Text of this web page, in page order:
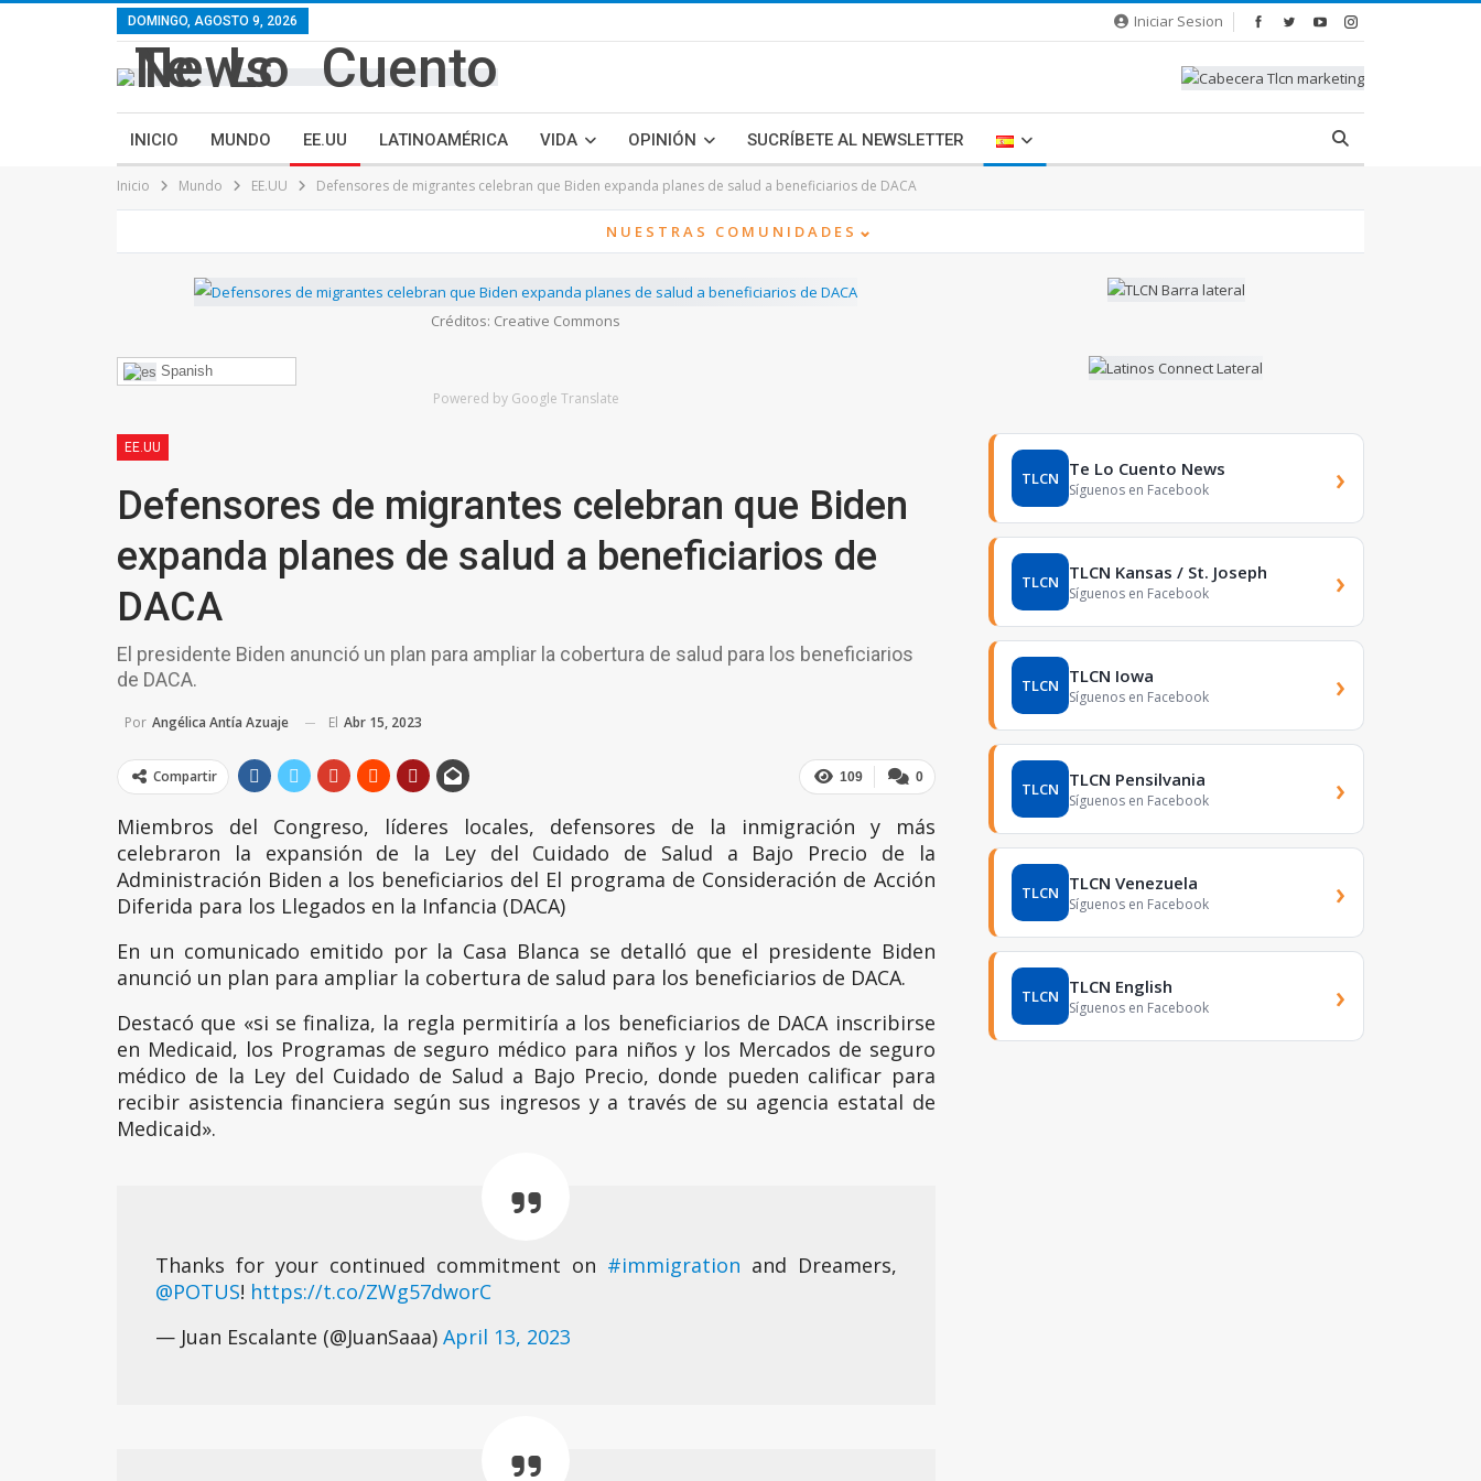
Iniciar Sesion
DOMINGO, AGOSTO 9, 2026
INICIO MUNDO EE.UU LATINOAMÉRICA VIDA OPINIÓN SUCRÍBETE AL NEWSLETTER
Inicio Mundo EE.UU Defensores de migrantes celebran que Biden expanda planes de salud a beneficiarios de DACA
NUESTRAS COMUNIDADES ⌄
Créditos: Creative Commons
Spanish
Powered by Google Translate
EE.UU
Defensores de migrantes celebran que Biden
expanda planes de salud a beneficiarios de
DACA
El presidente Biden anunció un plan para ampliar la cobertura de salud para los beneficiarios
de DACA.
Por Angélica Antía Azuaje El Abr 15, 2023
0
109
Compartir
Miembros del Congreso, líderes locales, defensores de la inmigración y más
celebraron la expansión de la Ley del Cuidado de Salud a Bajo Precio de la
Administración Biden a los beneficiarios del El programa de Consideración de Acción
Diferida para los Llegados en la Infancia (DACA)
En un comunicado emitido por la Casa Blanca se detalló que el presidente Biden
anunció un plan para ampliar la cobertura de salud para los beneficiarios de DACA.
Destacó que «si se finaliza, la regla permitiría a los beneficiarios de DACA inscribirse
en Medicaid, los Programas de seguro médico para niños y los Mercados de seguro
médico de la Ley del Cuidado de Salud a Bajo Precio, donde pueden calificar para
recibir asistencia financiera según sus ingresos y a través de su agencia estatal de
Medicaid».
Thanks for your continued commitment on #immigration and Dreamers,
@POTUS! https://t.co/ZWg57dworC
— Juan Escalante (@JuanSaaa) April 13, 2023
TLCN Te Lo Cuento News
Síguenos en Facebook ›
TLCN TLCN Kansas / St. Joseph
Síguenos en Facebook ›
TLCN TLCN Iowa
Síguenos en Facebook ›
TLCN TLCN Pensilvania
Síguenos en Facebook ›
TLCN TLCN Venezuela
Síguenos en Facebook ›
TLCN TLCN English
Síguenos en Facebook ›